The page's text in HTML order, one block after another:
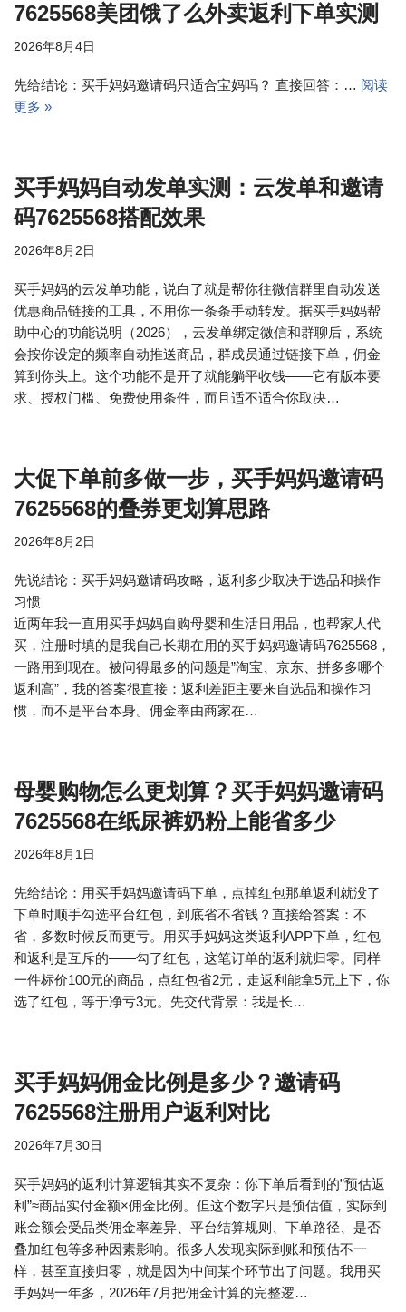
7625568美团饿了么外卖返利下单实测
2026年8月4日
先给结论：买手妈妈邀请码只适合宝妈吗？ 直接回答：… 阅读
更多 »
买手妈妈自动发单实测：云发单和邀请
码7625568搭配效果
2026年8月2日
买手妈妈的云发单功能，说白了就是帮你往微信群里自动发送
优惠商品链接的工具，不用你一条条手动转发。据买手妈妈帮
助中心的功能说明（2026），云发单绑定微信和群聊后，系统
会按你设定的频率自动推送商品，群成员通过链接下单，佣金
算到你头上。这个功能不是开了就能躺平收钱——它有版本要
求、授权门槛、免费使用条件，而且适不适合你取决…
大促下单前多做一步，买手妈妈邀请码
7625568的叠券更划算思路
2026年8月2日
先说结论：买手妈妈邀请码攻略，返利多少取决于选品和操作
习惯
近两年我一直用买手妈妈自购母婴和生活日用品，也帮家人代
买，注册时填的是我自己长期在用的买手妈妈邀请码7625568，
一路用到现在。被问得最多的问题是”淘宝、京东、拼多多哪个
返利高”，我的答案很直接：返利差距主要来自选品和操作习
惯，而不是平台本身。佣金率由商家在…
母婴购物怎么更划算？买手妈妈邀请码
7625568在纸尿裤奶粉上能省多少
2026年8月1日
先给结论：用买手妈妈邀请码下单，点掉红包那单返利就没了
下单时顺手勾选平台红包，到底省不省钱？直接给答案：不
省，多数时候反而更亏。用买手妈妈这类返利APP下单，红包
和返利是互斥的——勾了红包，这笔订单的返利就归零。同样
一件标价100元的商品，点红包省2元，走返利能拿5元上下，你
选了红包，等于净亏3元。先交代背景：我是长…
买手妈妈佣金比例是多少？邀请码
7625568注册用户返利对比
2026年7月30日
买手妈妈的返利计算逻辑其实不复杂：你下单后看到的”预估返
利”≈商品实付金额×佣金比例。但这个数字只是预估值，实际到
账金额会受品类佣金率差异、平台结算规则、下单路径、是否
叠加红包等多种因素影响。很多人发现实际到账和预估不一
样，甚至直接归零，就是因为中间某个环节出了问题。我用买
手妈妈一年多，2026年7月把佣金计算的完整逻…